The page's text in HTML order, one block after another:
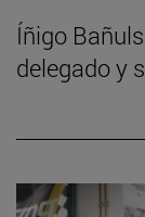
Íñigo
delegado y